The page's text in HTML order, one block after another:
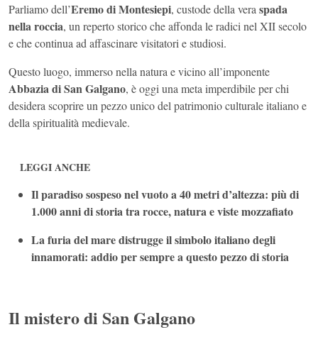
Parliamo dell’Eremo di Montesiepi, custode della veraspada
nella roccia, un reperto storico che affonda le radici nel XII secolo
e che continua ad affascinare visitatori e studiosi.
Questo luogo, immerso nella natura e vicino all’imponente
Abbazia di San Galgano, è oggi una meta imperdibile per chi
desidera scoprire un pezzo unico del patrimonio culturale italiano e
della spiritualità medievale.
LEGGI ANCHE
Il paradiso sospeso nel vuoto a 40 metri d’altezza: più di
1.000 anni di storia tra rocce, natura e viste mozzafiato
La furia del mare distrugge il simbolo italiano degli
innamorati: addio per sempre a questo pezzo di storia
Il mistero di San Galgano